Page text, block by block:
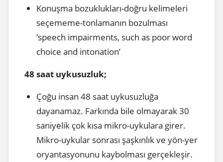
Konuşma bozuklukları-doğru kelimeleri
seçememe-tonlamanın bozulması
‘speech impairments, such as poor word
choice and intonation’
48 saat uykusuzluk;
Çoğu insan 48 saat uykusuzluğa
dayanamaz. Farkında bile olmayarak 30
saniyelik çok kısa mikro-uykulara girer.
Mikro-uykular sonrası şaşkınlık ve yön-yer
oryantasyonunu kaybolması gerçekleşir.